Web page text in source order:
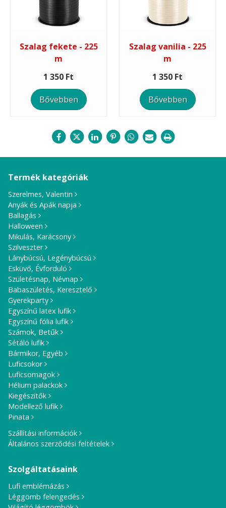
Szalag fekete - 225
m
1 350 Ft
Bővebben
Szalag vanilia - 225
m
1 350 Ft
Bővebben
Termék kategóriák
Szerelmes, Valentin
Anyák és Apák napja
Ballagás
Halloween
Mikulás, Karácsony
Szilveszter
Lánybúcsú, Legénybúcsú
Esküvő, Évforduló
Születésnap, Névnap
Babaszületés, Keresztelő
Gyerekparty
Egyszínű latex lufik
Egyszínű fólia lufik
Számok, Betűk
Sétáló lufik
Bármikor, Egyéb
Luficsokor
Luficsomagok
Hélium palackok
Kiegészítők
Modellező lufik
Pinata
Szállítási információk
Általános szerződési feltételek
Szolgáltatásaink
Lufi emblémázás
Léggömb felengedés